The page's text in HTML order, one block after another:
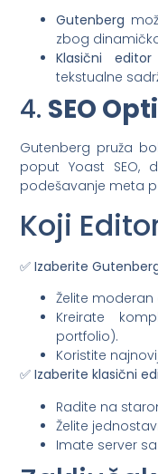
Gutenberg
zbog
Klasični editor
tekstualne
4. SEO
Gutenberg pruža
poput Yoast SEO,
podešavanje meta
Koji
✅Izaberite
Želite
Kreirate
portfolio).
Koristite
✅Izaberite klasični
Radite na
Želite
Imate server